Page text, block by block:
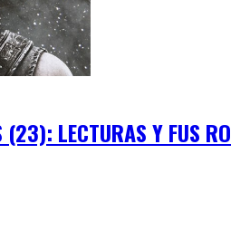
LECTURAS Y FUS RO